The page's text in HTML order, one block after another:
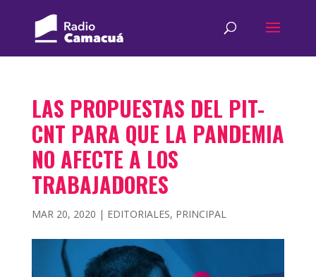
LAS PROPUESTAS DEL PIT-
CNT PARA QUE LA PANDEMIA
NO AFECTE A LOS
TRABAJADORES
MAR 20, 2020 | EDITORIALES, PRINCIPAL